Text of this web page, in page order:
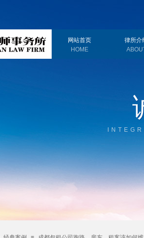
网站首页
律所介
HOME